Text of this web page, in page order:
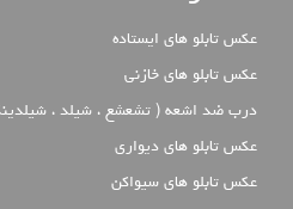
عکس تابلو های ایستاده
عکس تابلو های خازنی
درب ضد اشعه ( تشعشع ، شیلد ،
عکس تابلو های دیواری
عکس تابلو های سیواکن